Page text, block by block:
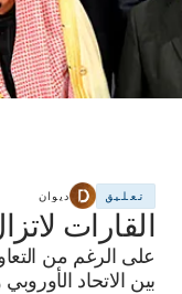
تعليق ديوان
القارات
على الرغم من
بين الاتحاد